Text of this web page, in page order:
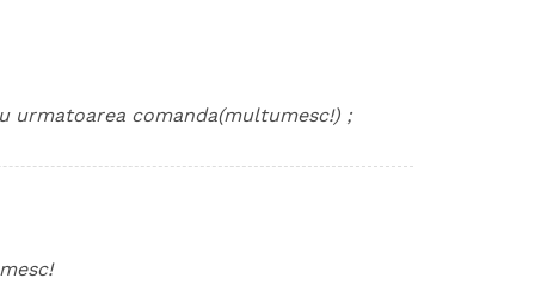
urmatoarea comanda(multumesc!) ;